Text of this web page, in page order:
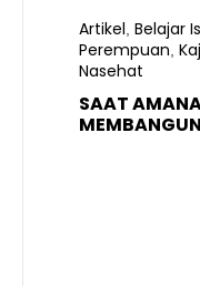
Artikel Belajar
Perempuan
Nasehat
SAAT